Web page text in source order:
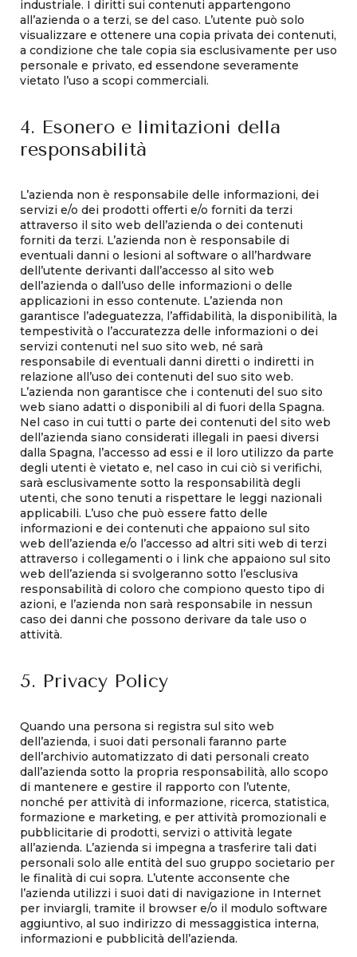
industriale. I diritti sui contenuti appartengono
all’azienda o a terzi, se del caso. L’utente può solo
visualizzare e ottenere una copia privata dei contenuti,
a condizione che tale copia sia esclusivamente per uso
personale e privato, ed essendone severamente
vietato l’uso a scopi commerciali.
4. Esonero e limitazioni della
responsabilità
L’azienda non è responsabile delle informazioni, dei
servizi e/o dei prodotti offerti e/o forniti da terzi
attraverso il sito web dell’azienda o dei contenuti
forniti da terzi. L’azienda non è responsabile di
eventuali danni o lesioni al software o all’hardware
dell’utente derivanti dall’accesso al sito web
dell’azienda o dall’uso delle informazioni o delle
applicazioni in esso contenute. L’azienda non
garantisce l’adeguatezza, l’affidabilità, la disponibilità, la
tempestività o l’accuratezza delle informazioni o dei
servizi contenuti nel suo sito web, né sarà
responsabile di eventuali danni diretti o indiretti in
relazione all’uso dei contenuti del suo sito web.
L’azienda non garantisce che i contenuti del suo sito
web siano adatti o disponibili al di fuori della Spagna.
Nel caso in cui tutti o parte dei contenuti del sito web
dell’azienda siano considerati illegali in paesi diversi
dalla Spagna, l’accesso ad essi e il loro utilizzo da parte
degli utenti è vietato e, nel caso in cui ciò si verifichi,
sarà esclusivamente sotto la responsabilità degli
utenti, che sono tenuti a rispettare le leggi nazionali
applicabili. L’uso che può essere fatto delle
informazioni e dei contenuti che appaiono sul sito
web dell’azienda e/o l’accesso ad altri siti web di terzi
attraverso i collegamenti o i link che appaiono sul sito
web dell’azienda si svolgeranno sotto l’esclusiva
responsabilità di coloro che compiono questo tipo di
azioni, e l’azienda non sarà responsabile in nessun
caso dei danni che possono derivare da tale uso o
attività.
5. Privacy Policy
Quando una persona si registra sul sito web
dell’azienda, i suoi dati personali faranno parte
dell’archivio automatizzato di dati personali creato
dall’azienda sotto la propria responsabilità, allo scopo
di mantenere e gestire il rapporto con l’utente,
nonché per attività di informazione, ricerca, statistica,
formazione e marketing, e per attività promozionali e
pubblicitarie di prodotti, servizi o attività legate
all’azienda. L’azienda si impegna a trasferire tali dati
personali solo alle entità del suo gruppo societario per
le finalità di cui sopra. L’utente acconsente che
l’azienda utilizzi i suoi dati di navigazione in Internet
per inviargli, tramite il browser e/o il modulo software
aggiuntivo, al suo indirizzo di messaggistica interna,
informazioni e pubblicità dell’azienda.